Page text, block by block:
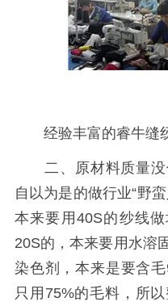
经验丰富的睿牛缝
二、原材料质量没
自以为是的做行业“野
本来要用40S的纱线
20S的，本来要用水溶
染色剂，本来是要含
只用75%的毛料，所